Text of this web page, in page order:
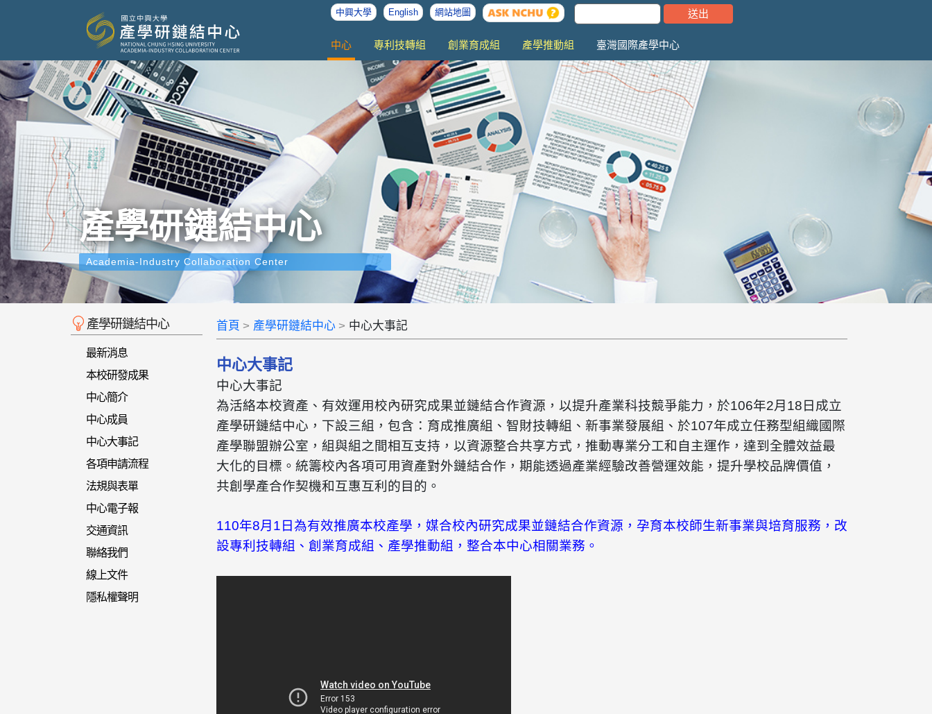
中興大學 English 網站地圖
中心 專利技轉組 創業育成組 產學推動組 臺灣國際產學中心
產學研鏈結中心
Academia-Industry Collaboration Center
產學研鏈結中心
最新消息
本校研發成果
中心簡介
中心成員
中心大事記
各項申請流程
法規與表單
中心電子報
交通資訊
聯絡我們
線上文件
隱私權聲明
首頁 產學研鏈結中心 中心大事記
中心大事記
中心大事記
為活絡本校資產、有效運用校內研究成果並鏈結合作資源，以提升產業科技競爭能力，於106年2月18日成立
產學研鏈結中心，下設三組，包含：育成推廣組、智財技轉組、新事業發展組、於107年成立任務型組織國際
產學聯盟辦公室，組與組之間相互支持，以資源整合共享方式，推動專業分工和自主運作，達到全體效益最
大化的目標。統籌校內各項可用資產對外鏈結合作，期能透過產業經驗改善營運效能，提升學校品牌價值，
共創學產合作契機和互惠互利的目的。
110年8月1日為有效推廣本校產學，媒合校內研究成果並鏈結合作資源，孕育本校師生新事業與培育服務，改
設專利技轉組、創業育成組、產學推動組，整合本中心相關業務。